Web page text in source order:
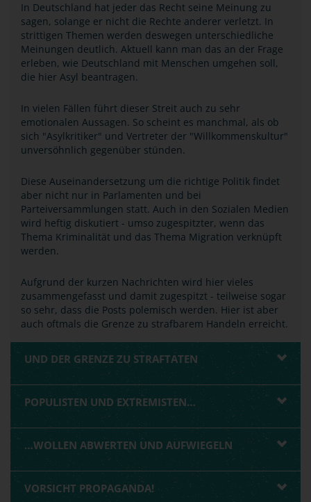
In Deutschland hat jeder das Recht seine Meinung zu
sagen, solange er nicht die Rechte anderer verletzt. In
strittigen Themen werden deswegen unterschiedliche
Meinungen deutlich. Aktuell kann man das an der Frage
erleben, wie Deutschland mit Menschen umgehen soll,
die hier Asyl beantragen.
In vielen Fällen führt dieser Streit auch zu sehr
emotionalen Aussagen. So scheint es manchmal, als ob
sich "Asylkritiker" und Vertreter der "Willkommenskultur"
unversöhnlich gegenüber stünden.
Diese Auseinandersetzung um die richtige Politik findet
aber nicht nur in Parlamenten und bei
Parteiversammlungen statt. Auch in den Sozialen Medien
wird heftig diskutiert - umso zugespitzter, wenn das
Thema Kriminalität und das Thema Migration verknüpft
werden.
Aufgrund der kurzen Nachrichten wird hier vieles
zusammengefasst und damit zugespitzt - teilweise sogar
so sehr, dass die Posts polemisch werden. Hier ist aber
auch oftmals die Grenze zu strafbarem Handeln erreicht.
UND DER GRENZE ZU STRAFTATEN
POPULISTEN UND EXTREMISTEN…
…WOLLEN ABWERTEN UND AUFWIEGELN
VORSICHT PROPAGANDA!